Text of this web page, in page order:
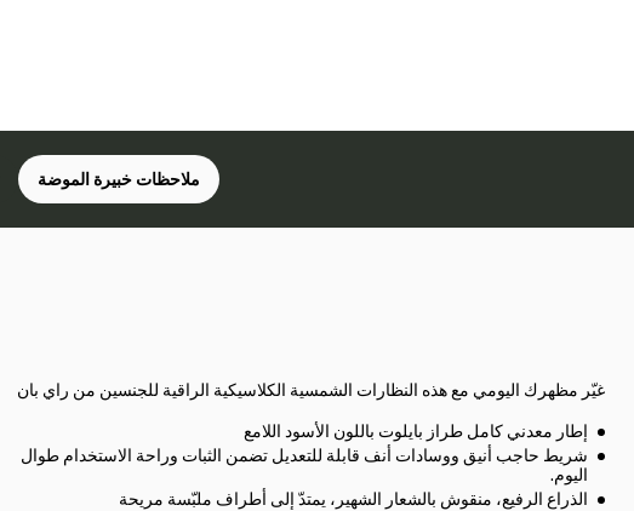
ملاحظات خبيرة الموضة
غيّر مظهرك اليومي مع هذه النظارات الشمسية الكلاسيكية الراقية للجنسين من راي بان
إطار معدني كامل طراز بايلوت باللون الأسود اللامع
شريط حاجب أنيق ووسادات أنف قابلة للتعديل تضمن الثبات وراحة الاستخدام طوال
اليوم.
الذراع الرفيع، منقوش بالشعار الشهير، يمتدّ إلى أطراف ملبّسة مريحة